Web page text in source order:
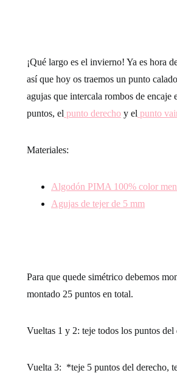
¡Qué largo es el invierno! Ya es hora
así que hoy os traemos un punto calado
agujas que intercala rombos de
puntos, el punto derecho y el punto
Materiales:
Algodón PIMA 100% color
Agujas de tejer de 5 mm
Para que quede simétrico debemos
montado 25 puntos en total.
Vueltas 1 y 2: teje todos los puntos del
Vuelta 3: *teje 5 puntos del derecho,